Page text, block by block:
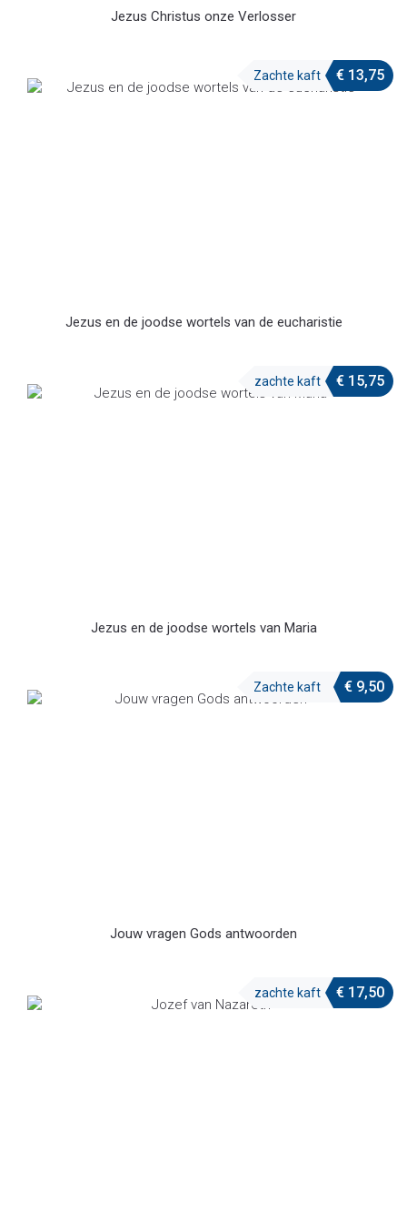
Jezus Christus onze Verlosser
Jezus en de joodse wortels van de eucharistie
Zachte kaft € 13,75
Jezus en de joodse wortels van Maria
zachte kaft € 15,75
Jouw vragen Gods antwoorden
Zachte kaft € 9,50
zachte kaft € 17,50